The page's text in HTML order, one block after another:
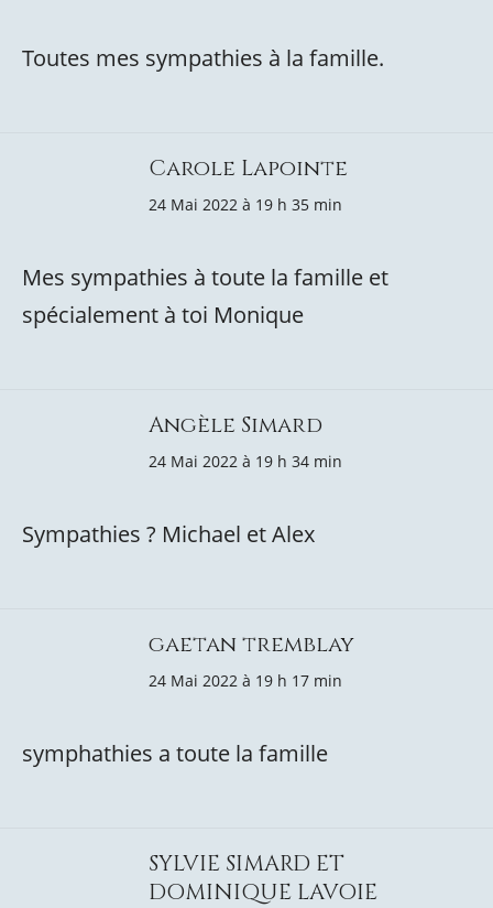
Toutes mes sympathies à la famille.
Carole Lapointe
24 Mai 2022 à 19 h 35 min
Mes sympathies à toute la famille et
spécialement à toi Monique
Angèle Simard
24 Mai 2022 à 19 h 34 min
Sympathies ? Michael et Alex
gaetan tremblay
24 Mai 2022 à 19 h 17 min
symphathies a toute la famille
SYLVIE SIMARD ET
DOMINIQUE LAVOIE